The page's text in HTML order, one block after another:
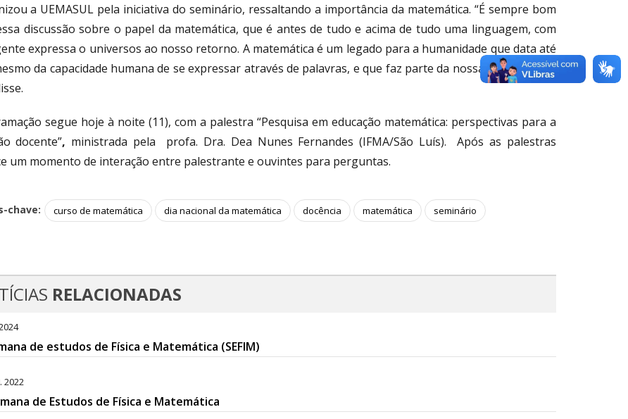
a UEMASUL pela iniciativa do seminário, ressaltando a importância da matemática. “É sempre bom
discussão sobre o papel da matemática, que é antes de tudo e acima de tudo uma linguagem, com
expressa o universos ao nosso retorno. A matemática é um legado para a humanidade que data até
da capacidade humana de se expressar através de palavras, e que faz parte da nossa vida o tempo
segue hoje à noite (11), com a palestra “Pesquisa em educação matemática: perspectivas para a
docente”, ministrada pela profa. Dra. Dea Nunes Fernandes (IFMA/São Luís). Após as palestras
um momento de interação entre palestrante e ouvintes para perguntas.
chave: curso de matemática dia nacional da matemática docência matemática seminário
RELACIONADAS
de estudos de Física e Matemática (SEFIM)
2022
de Estudos de Física e Matemática